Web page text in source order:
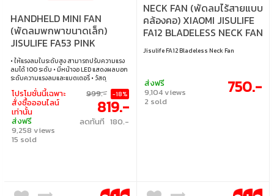
HANDHELD MINI FAN
(พัดลมพกพาขนาดเล็ก)
JISULIFE FA53 PINK
• ให้แรงลมในระดับสูง สามารถปรับความแรง
ลมได้ 100 ระดับ • มีหน้าจอ LED แสดงผลบอก
ระดับความแรงลมและแบตเตอรี่ • วัสดุ
พลาสติก ABS ดีไซน์สวยงาม ทันสมัย • ใช้งาน
ได้สูงสุด 2-12 ชั่วโมง (ขึ้นอยู่กับความเร็วลม) •
ใช้เวลาชาร์จ 2-3 ชั่วโมง ใช้พอร์ต USB-Type C
ในการชาร์จ (ไม่รองรับ fast charge) • ความจุ
แบตเตอรี่ 3600mAh
โปรโมชั่นนี้เฉพาะ
สั่งซื้อออนไลน์
เท่านั้น
ส่งฟรี
9,258 views
15 sold
999.- -18%
819.-
ลดทันที 180.-
NECK FAN (พัดลมไร้สายแบบ
คล้องคอ) XIAOMI JISULIFE
FA12 BLADELESS NECK FAN
(JSL-6972154732745) -
PINK
Jisulife FA12 Bladeless Neck Fan
ส่งฟรี
9,104 views
2 sold
750.-